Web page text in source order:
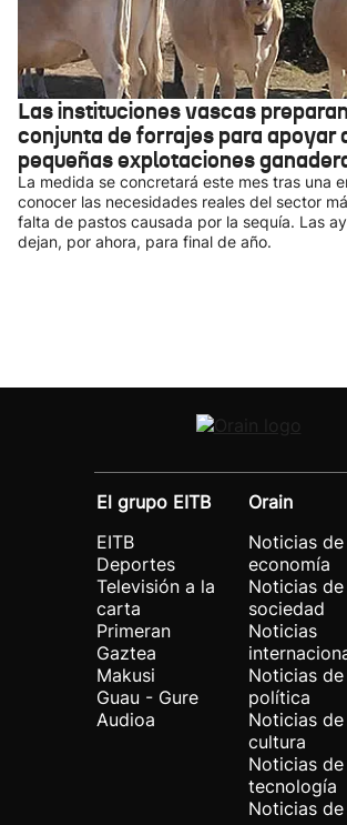
Las instituciones vascas
conjunta de forrajes para apoyar
pequeñas explotaciones
La medida se concretará este mes tras una
conocer las necesidades reales del sector
falta de pastos causada por la sequía. Las
dejan, por ahora, para final de año.
El grupo EITB
EITB
Deportes
Televisión a la
carta
Primeran
Gaztea
Makusi
Guau - Gure
Audioa
Orain
Noticias de
economía
Noticias de
sociedad
Noticias
Noticias de
política
Noticias de
cultura
Noticias de
tecnología
Noticias de